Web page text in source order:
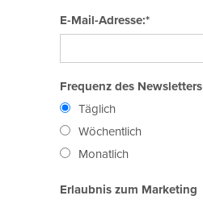
E-Mail-Adresse:*
Frequenz des Newsletters
Täglich
Wöchentlich
Monatlich
Erlaubnis zum Marketing